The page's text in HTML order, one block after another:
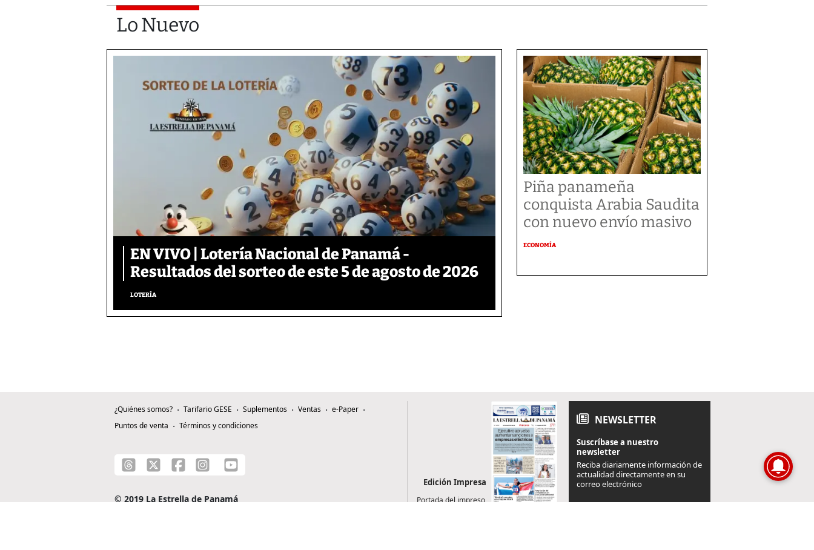
Lo Nuevo
EN VIVO | Lotería Nacional de Panamá -
Resultados del sorteo de este 5 de agosto de 2026
LOTERÍA
Piña panameña
conquista Arabia Saudita
con nuevo envío masivo
ECONOMÍA
¿Quiénes somos? Tarifario GESE Suplementos Ventas
e-Paper
Puntos de venta
Términos y condiciones
© 2019 La Estrella de Panamá
Edición Impresa
Portada del impreso
NEWSLETTER
Suscríbase a nuestro
newsletter
Reciba diariamente información de
actualidad directamente en su
correo electrónico